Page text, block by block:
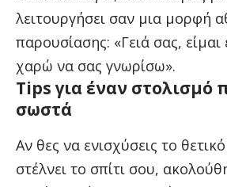
λειτουργήσει σαν μια μορφή
παρουσίασης: «Γειά σας,
χαρώ να σας γνωρίσω».
Tips για έναν στολισμό
σωστά
Αν θες να ενισχύσεις το
στέλνει το σπίτι σου,